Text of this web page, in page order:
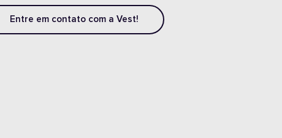
Entre em contato com a Vest!